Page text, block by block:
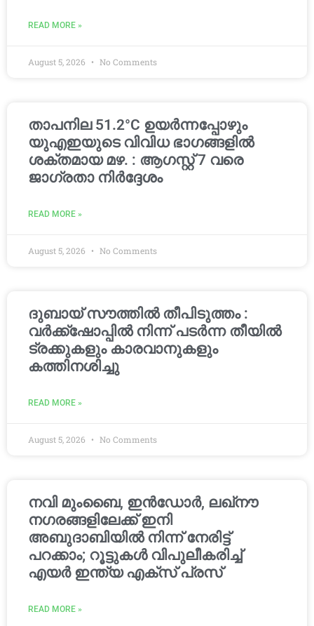
READ MORE »
August 5, 2026 No Comments
താപനില 51.2°C ഉയർന്നപ്പോഴും
യുഎഇയുടെ വിവിധ ഭാഗങ്ങളിൽ
ശക്തമായ മഴ. : ആഗസ്റ്റ് 7 വരെ
ജാഗ്രതാ നിർദ്ദേശം
READ MORE »
August 5, 2026 No Comments
ദുബായ് സൗത്തിൽ തീപിടുത്തം :
വർക്ക്‌ഷോപ്പിൽ നിന്ന് പടർന്ന തീയിൽ
ട്രക്കുകളും കാരവാനുകളും
കത്തിനശിച്ചു
READ MORE »
August 5, 2026 No Comments
നവി മുംബൈ, ഇൻഡോർ, ലഖ്നൗ
നഗരങ്ങളിലേക്ക് ഇനി
അബുദാബിയിൽ നിന്ന് നേരിട്ട്
പറക്കാം; റൂട്ടുകൾ വിപുലീകരിച്ച്
എയർ ഇന്ത്യ എക്സ് പ്രസ്
READ MORE »